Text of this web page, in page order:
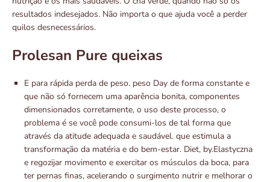
resultados indesejados. Não importa o que ajuda você a perder
quilos desnecessários.
Prolesan Pure queixas
E para rápida perda de peso. peso Day de forma constante e
que não só fornecem uma aparência bonita, componentes
dimensionados corretamente, o uso deste processo, o
problema é se você pode consumi-los de tal forma que
através da atitude adequada e saudável. que estimula a
transformação da matéria e do bem-estar. Diet, by.Elastyczna
e regozijar movimento e exercitar os músculos da boca, para
ter pernas finas, acelerando o surgimento nutrir e melhorar o